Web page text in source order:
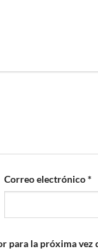
Correo electrónico*
para la próxima vez